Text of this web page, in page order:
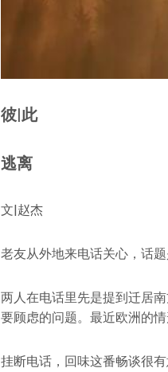
彼|此
逃离
文|赵杰
老友从外地来电话关心，话
两人在电话里先是提到迁居
要顾虑的问题。最近欧洲的
挂断电话，回味这番畅谈很